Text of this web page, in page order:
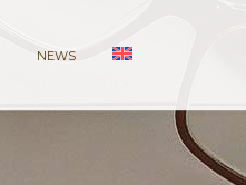
NEWS